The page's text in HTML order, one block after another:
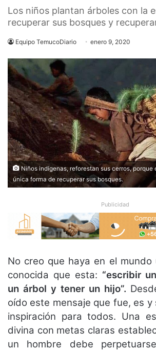
Los niños plantan árboles con la
recuperar sus bosques y
Equipo TemucoDiario enero 9, 2020
Niños indígenas, reforestan sus cerros, porque
única forma de recuperar sus bosques.
Publicidad
No creo que haya en el mundo
conocida que esta: “escribir
un árbol y tener un hijo”.
oído este mensaje que fue, es
inspiración para todos. Una
divina con metas claras
un hombre debe